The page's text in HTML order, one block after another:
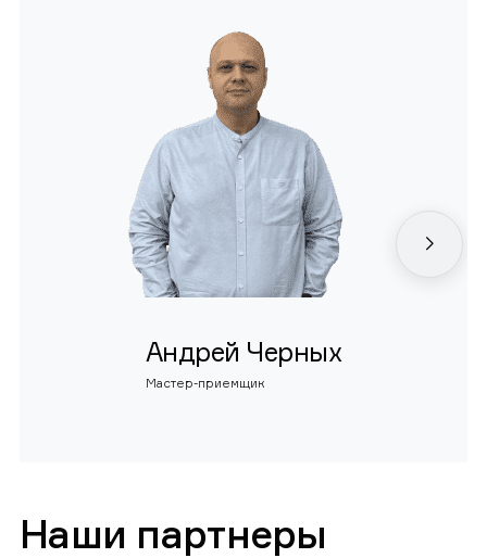
Андрей Черных
Мастер-приемщик
Наши партнеры